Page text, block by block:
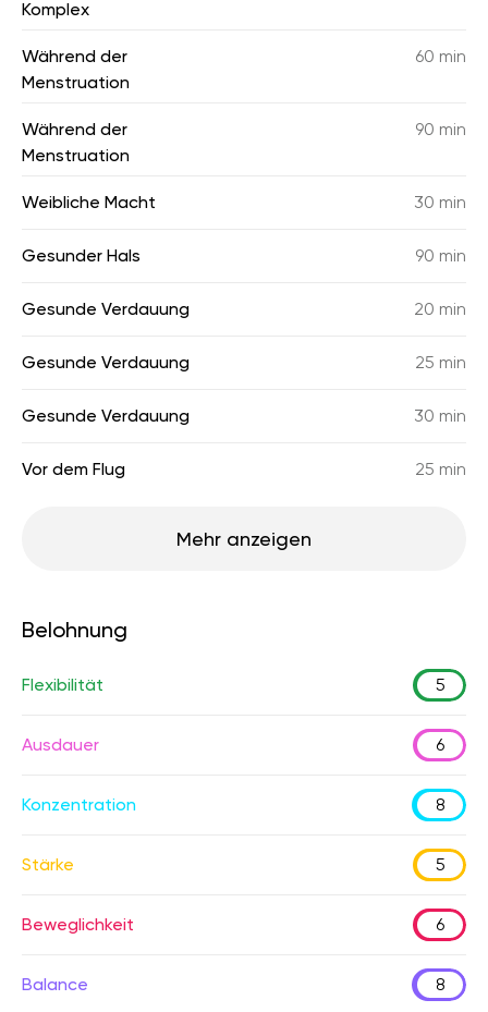
Komplex
Während der
Menstruation
60 min
Während der
Menstruation
90 min
Weibliche Macht 30 min
Gesunder Hals 90 min
Gesunde Verdauung 20 min
Gesunde Verdauung 25 min
Gesunde Verdauung 30 min
Vor dem Flug 25 min
Mehr anzeigen
Belohnung
Flexibilität 5
Ausdauer 6
Konzentration 8
Stärke 5
Beweglichkeit 6
Balance 8